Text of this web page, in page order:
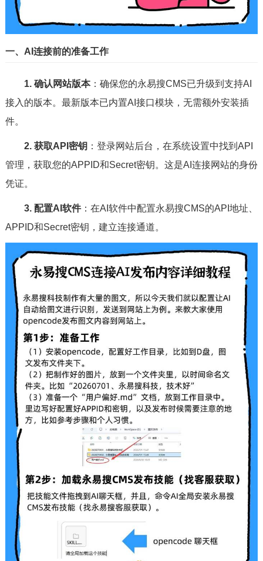
一、AI连接前的准备工作
1. 确认网站版本：确保您的永易搜CMS已升级到支持AI
接入的版本。最新版本已内置AI接口模块，无需额外安装插
件。
2. 获取API密钥 ：登录网站后台，在系统设置中找到API
管理，获取您的APPID和Secret密钥。这是AI连接网站的身份
凭证。
3. 配置AI软件：在AI软件中配置永易搜CMS的API地址、
APPID和Secret密钥，建立连接通道。